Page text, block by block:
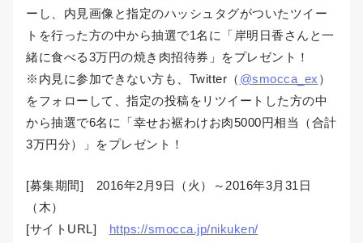
ーし、内見画像と指定のハッシュタグがついたツイー
トを行った方の中から抽選で1名に「岸明日香さんと一
緒に食べる3万円の焼き肉招待券」をプレゼント！
※内見に参加できない方も、Twitter（ @smocca_ex ）
をフォローして、指定の投稿をリツイートした方の中
から抽選で6名に「幸せお裾わけお肉5000円相当（合計
3万円分）」をプレゼント！
[募集期間] 2016年2月9日（火）～2016年3月31日
（木）
[サイトURL] https://smocca.jp/nikuken/